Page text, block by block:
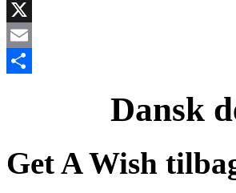
Facebook
X
Email
Dansk
Get A Wish